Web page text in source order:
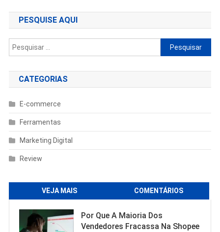
PESQUISE AQUI
Pesquisar
por:
CATEGORIAS
E-commerce
Ferramentas
Marketing Digital
Review
VEJA MAIS COMENTÁRIOS
Por Que A Maioria Dos
Vendedores Fracassa Na Shopee